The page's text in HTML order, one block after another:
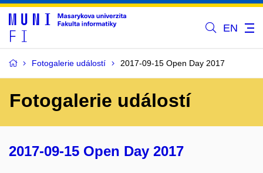
EN
Fotogalerie událostí 2017-09-15 Open Day 2017
Fotogalerie událostí
2017-09-15 Open Day 2017